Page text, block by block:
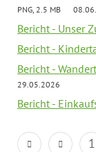
PNG, 2.5 MB
Bericht - Unser
Bericht -
Bericht -
29.05.2026
Bericht -
1